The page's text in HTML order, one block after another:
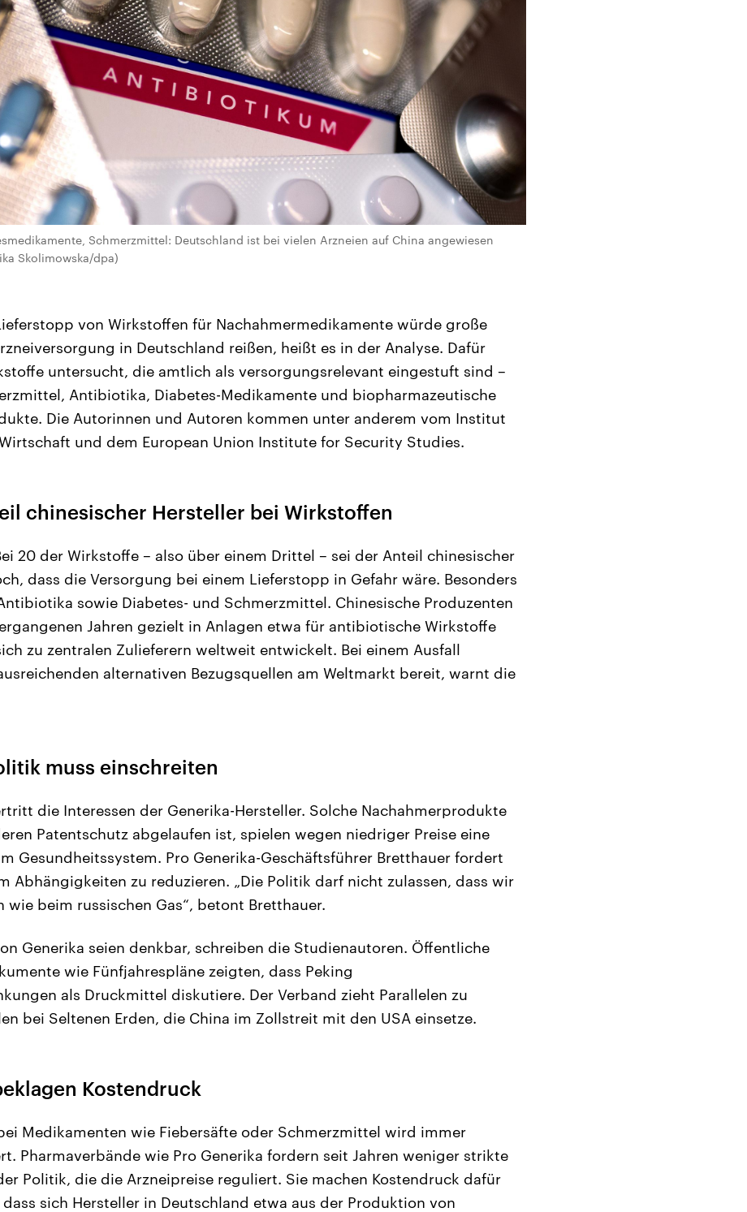
Schmerzmittel: Deutschland ist bei vielen Arzneien auf China angewiesen
Skolimowska/dpa)
von Wirkstoffen für Nachahmermedikamente würde große
in Deutschland reißen, heißt es in der Analyse. Dafür
untersucht, die amtlich als versorgungsrelevant eingestuft sind –
Antibiotika, Diabetes-Medikamente und biopharmazeutische
Die Autorinnen und Autoren kommen unter anderem vom Institut
und dem European Union Institute for Security Studies.
chinesischer Hersteller bei Wirkstoffen
20 der Wirkstoffe – also über einem Drittel – sei der Anteil chinesischer
dass die Versorgung bei einem Lieferstopp in Gefahr wäre. Besonders
sowie Diabetes- und Schmerzmittel. Chinesische Produzenten
Jahren gezielt in Anlagen etwa für antibiotische Wirkstoffe
zu zentralen Zulieferern weltweit entwickelt. Bei einem Ausfall
alternativen Bezugsquellen am Weltmarkt bereit, warnt die
muss einschreiten
die Interessen der Generika-Hersteller. Solche Nachahmerprodukte
Patentschutz abgelaufen ist, spielen wegen niedriger Preise eine
Gesundheitssystem. Pro Generika-Geschäftsführer Bretthauer fordert
Abhängigkeiten zu reduzieren. „Die Politik darf nicht zulassen, dass wir
wie beim russischen Gas“, betont Bretthauer.
Generika seien denkbar, schreiben die Studienautoren. Öffentliche
wie Fünfjahrespläne zeigten, dass Peking
als Druckmittel diskutiere. Der Verband zieht Parallelen zu
bei Seltenen Erden, die China im Zollstreit mit den USA einsetze.
Kostendruck
Medikamenten wie Fiebersäfte oder Schmerzmittel wird immer
Pharmaverbände wie Pro Generika fordern seit Jahren weniger strikte
Politik, die die Arzneipreise reguliert. Sie machen Kostendruck dafür
sich Hersteller in Deutschland etwa aus der Produktion von